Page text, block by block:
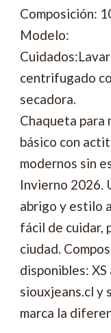
Composición:
Modelo:
centrifugado
secadora.
Chaqueta para
básico con
modernos sin
Invierno 2026.
abrigo y estilo
fácil de cuidar,
ciudad.
disponibles:
siouxjeans.cl y
marca la